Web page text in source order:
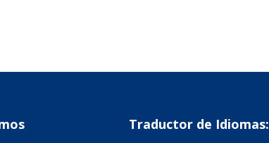
Traductor de Idiomas: